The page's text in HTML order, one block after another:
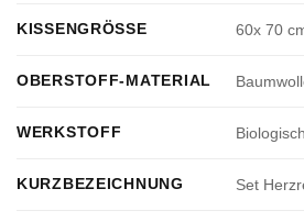
KISSENGRÖSSE 60x 70
OBERSTOFF-MATERIAL
WERKSTOFF
KURZBEZEICHNUNG Set